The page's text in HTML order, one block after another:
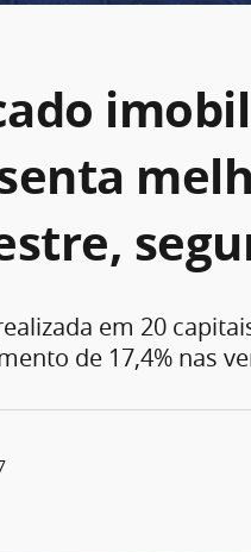
em 20
de 17,4% nas